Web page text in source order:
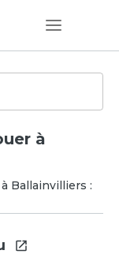
à
Ballainvilliers :